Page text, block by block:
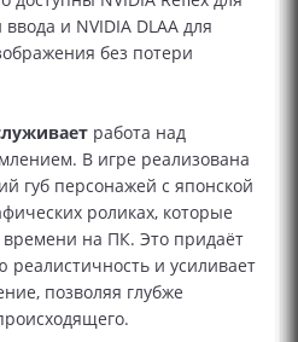
и NVIDIA DLAA для
без потери
работа над
В игре реализована
губ персонажей с японской
роликах, которые
на ПК. Это придаёт
и усиливает
позволяя глубже